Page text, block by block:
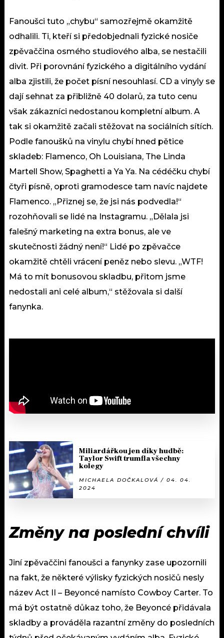
Fanoušci tuto „chybu“ samozřejmě okamžitě
odhalili. Ti, kteří si předobjednali fyzické nosiče
zpěvaččina osmého studiového alba, se nestačili
divit. Při porovnání fyzického a digitálního vydání
alba zjistili, že počet písní nesouhlasí. CD a vinyly se
dají sehnat za přibližně 40 dolarů, za tuto cenu
však zákazníci nedostanou kompletní album. A
tak si okamžitě začali stěžovat na sociálních sítích.
Podle fanoušků na vinylu chybí hned pětice
skladeb: Flamenco, Oh Louisiana, The Linda
Martell Show, Spaghetti a Ya Ya. Na cédéčku chybí
čtyři písně, oproti gramodesce tam navíc najdete
Flamenco. „Přiznej se, že jsi nás podvedla!“
rozohňovali se lidé na Instagramu. „Dělala jsi
falešný marketing na extra bonus, ale ve
skutečnosti žádný není!“ Lidé po zpěvačce
okamžitě chtěli vrácení peněz nebo slevu. „WTF!
Má to mít bonusovou skladbu, přitom jsme
nedostali ani celé album,“ stěžovala si další
fanynka.
Miliardářkou jen díky hudbě:
Taylor Swift trumfla všechny
kolegy
MICHAELA DOČKALOVÁ / 04. 04.
2024
Změny na poslední chvíli
Jiní zpěvaččini fanoušci a fanynky zase upozornili
na fakt, že některé výlisky fyzických nosičů nesly
název Act II – Beyoncé namísto Cowboy Carter. To
má být ostatně důkaz toho, že Beyoncé přidávala
skladby a prováděla razantní změny do posledních